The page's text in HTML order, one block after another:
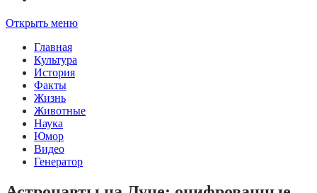
Открыть меню
Главная
Культура
История
Факты
Жизнь
Животные
Наука
Юмор
Видео
Генератор